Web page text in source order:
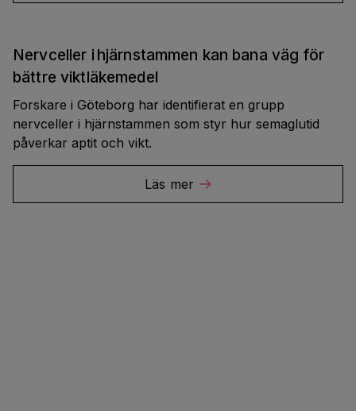
Nervceller i hjärnstammen kan bana väg för
bättre viktläkemedel
Forskare i Göteborg har identifierat en grupp
nervceller i hjärnstammen som styr hur semaglutid
påverkar aptit och vikt.
Läs mer